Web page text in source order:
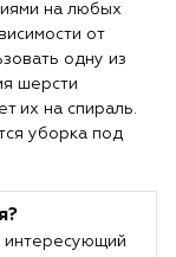
на любых
от
одну из
шерсти
их на спираль.
уборка под
интересующий